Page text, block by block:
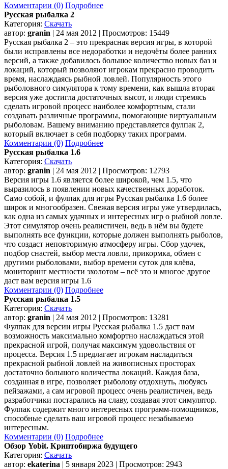
Комментарии (0) Подробнее
Русская рыбалка 2
Категория: Скачать
автор: granin | 24 мая 2012 | Просмотров: 15449
Русская рыбалка 2 – это прекрасная версия игры, в которой
были исправлены все недоработки и недочёты более ранних
версий, а также добавилось большое количество новых баз и
локаций, который позволяют игрокам прекрасно проводить
время, наслаждаясь рыбной ловлей. Популярность этого
рыболовного симулятора к тому времени, как вышла вторая
версия уже достигла достаточных высот, и люди стремясь
сделать игровой процесс наиболее комфортным, стали
создавать различные программы, помогающие виртуальным
рыболовам. Вашему вниманию представляется фулпак 2,
который включает в себя подборку таких программ.
Комментарии (0) Подробнее
Русская рыбалка 1.6
Категория: Скачать
автор: granin | 24 мая 2012 | Просмотров: 12793
Версия игры 1.6 является более широкой, чем 1.5, что
выразилось в появлении новых качественных доработок.
Само собой, и фулпак для игры Русская рыбалка 1.6 более
широк и многообразен. Свежая версия игры уже утвердилась,
как одна из самых удачных и интересных игр о рыбной ловле.
Этот симулятор очень реалистичен, ведь в нём вы будете
выполнять все функции, которые должен выполнять рыболов,
что создаст неповторимую атмосферу игры. Сбор удочек,
подбор снастей, выбор места ловли, прикормка, обмен с
другими рыболовами, выбор времени суток для клёва,
мониторинг местности эхолотом – всё это и многое другое
даст вам версия игры 1.6
Комментарии (0) Подробнее
Русская рыбалка 1.5
Категория: Скачать
автор: granin | 24 мая 2012 | Просмотров: 13281
Фулпак для версии игры Русская рыбалка 1.5 даст вам
возможность максимально комфортно наслаждаться этой
прекрасной игрой, получая максимум удовольствия от
процесса. Версия 1.5 предлагает игрокам насладиться
прекрасной рыбной ловлей на живописных просторах
достаточно большого количества локаций. Каждая база,
созданная в игре, позволяет рыболову отдохнуть, любуясь
пейзажами, а сам игровой процесс очень реалистичен, ведь
разработчики постарались на славу, создавая этот симулятор.
Фулпак содержит много интересных программ-помощников,
способные сделать ваш игровой процесс незабываемо
интересным.
Комментарии (0) Подробнее
Обзор Yobit. Криптобиржа будущего
Категория: Скачать
автор: ekaterina | 5 января 2023 | Просмотров: 2943